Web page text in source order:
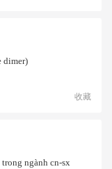
dimer)
收藏
ngành cn-sx